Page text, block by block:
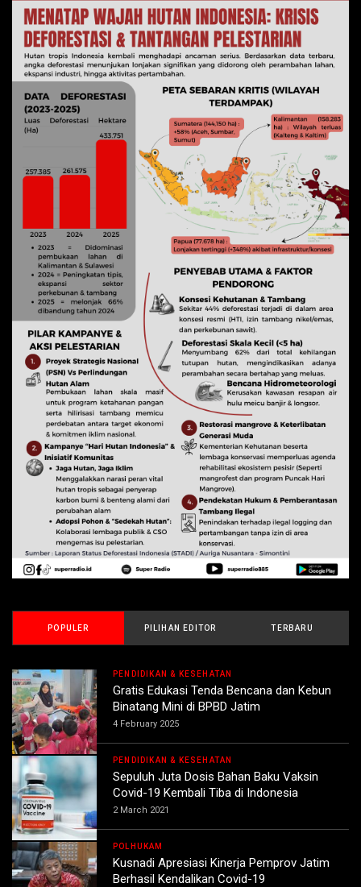
POPULER PILIHAN EDITOR TERBARU
PENDIDIKAN & KESEHATAN
Gratis Edukasi Tenda Bencana dan Kebun
Binatang Mini di BPBD Jatim
4 February 2025
PENDIDIKAN & KESEHATAN
Sepuluh Juta Dosis Bahan Baku Vaksin
Covid-19 Kembali Tiba di Indonesia
2 March 2021
POLHUKAM
Kusnadi Apresiasi Kinerja Pemprov Jatim
Berhasil Kendalikan Covid-19